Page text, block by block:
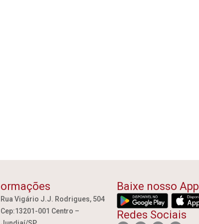
Rua Vigário J.J. Rodrigues, 504
Cep:13201-001 Centro –
Baixe nosso App
Redes Sociais